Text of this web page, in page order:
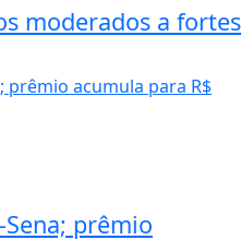
moderados a fortes
prêmio